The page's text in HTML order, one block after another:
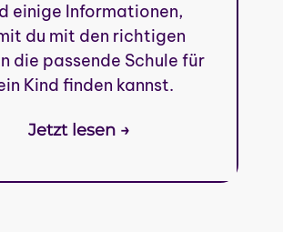
einige Informationen,
du mit den richtigen
die passende Schule für
Kind finden kannst.
Jetzt lesen →